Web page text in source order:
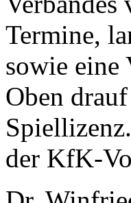
Termine,
sowie eine
Oben
der KfK-